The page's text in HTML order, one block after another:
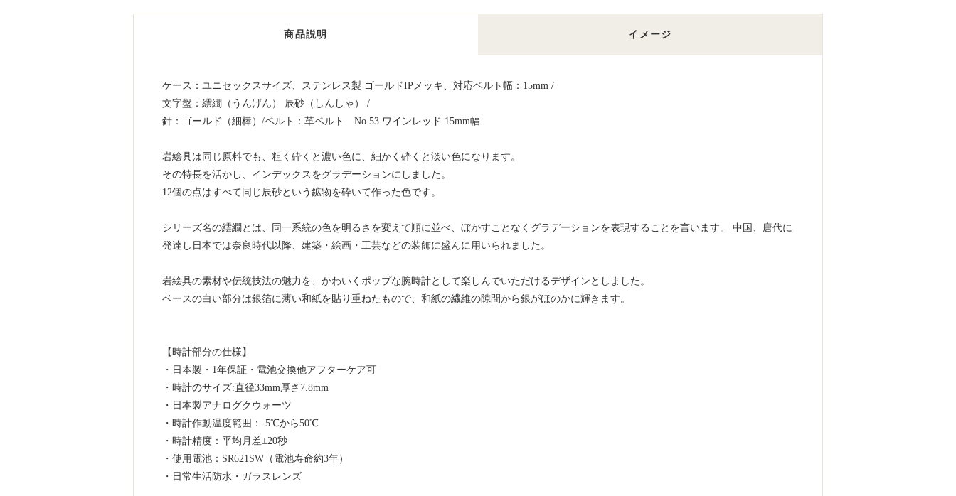
商品説明 イメージ
ケース：ユニセックスサイズ、ステンレス製 ゴールドIPメッキ、対応ベルト幅：15mm /
文字盤：繧繝（うんげん） 辰砂（しんしゃ） /
針：ゴールド（細棒）/ベルト：革ベルト No.53 ワインレッド 15mm幅
岩絵具は同じ原料でも、粗く砕くと濃い色に、細かく砕くと淡い色になります。
その特長を活かし、インデックスをグラデーションにしました。
12個の点はすべて同じ辰砂という鉱物を砕いて作った色です。
シリーズ名の繧繝とは、同一系統の色を明るさを変えて順に並べ、ぼかすことなくグラデーションを表現することを言います。 中国、唐代に
発達し日本では奈良時代以降、建築・絵画・工芸などの装飾に盛んに用いられました。
岩絵具の素材や伝統技法の魅力を、かわいくポップな腕時計として楽しんでいただけるデザインとしました。
ベースの白い部分は銀箔に薄い和紙を貼り重ねたもので、和紙の繊維の隙間から銀がほのかに輝きます。
【時計部分の仕様】
・日本製・1年保証・電池交換他アフターケア可
・時計のサイズ:直径33mm厚さ7.8mm
・日本製アナログクウォーツ
・時計作動温度範囲：-5℃から50℃
・時計精度：平均月差±20秒
・使用電池：SR621SW（電池寿命約3年）
・日常生活防水・ガラスレンズ